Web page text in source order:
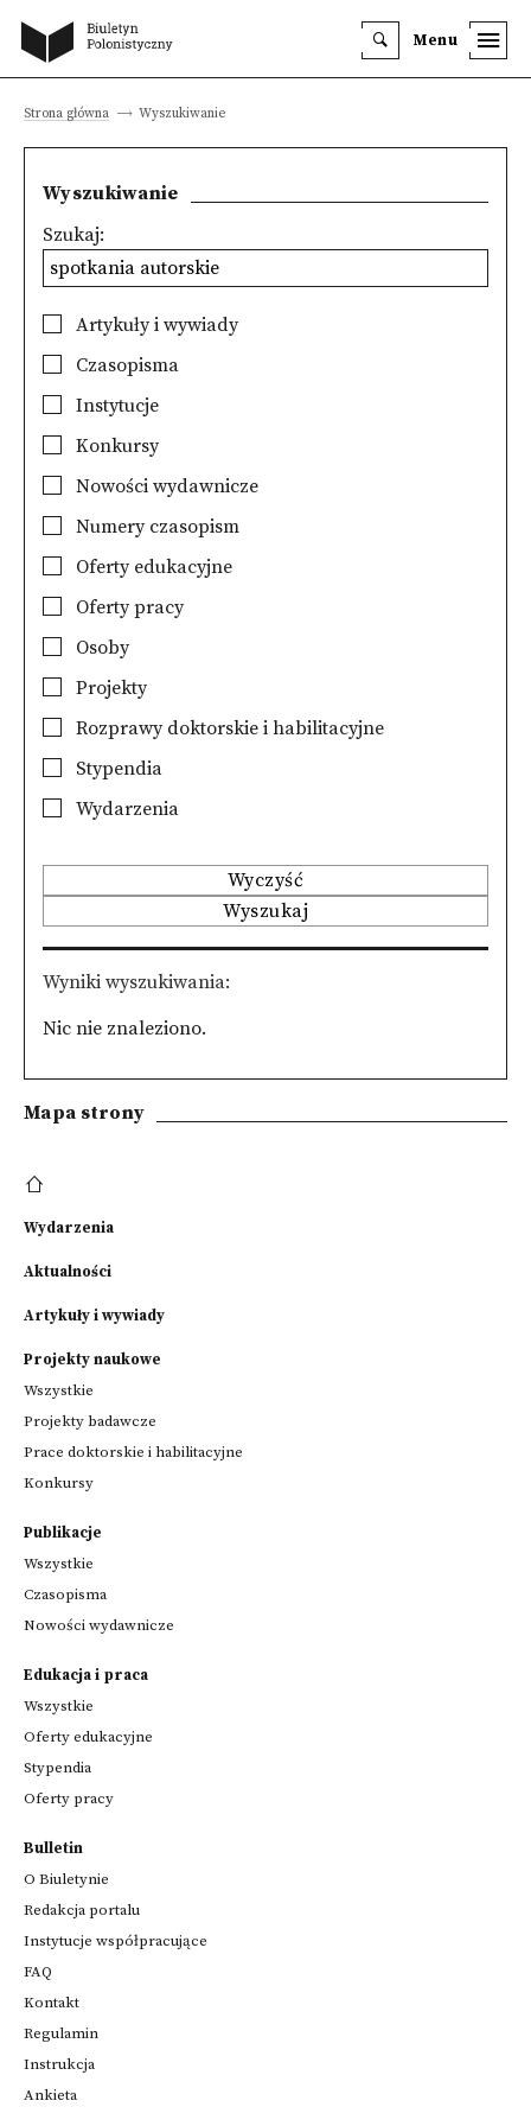
Menu
Strona główna Wyszukiwanie
Wyszukiwanie
Szukaj:
Artykuły i wywiady
Czasopisma
Instytucje
Konkursy
Nowości wydawnicze
Numery czasopism
Oferty edukacyjne
Oferty pracy
Osoby
Projekty
Rozprawy doktorskie i habilitacyjne
Stypendia
Wydarzenia
Wyczyść
Wyszukaj
Wyniki wyszukiwania
Nic nie znaleziono.
Mapa strony
Wydarzenia
Aktualności
Artykuły i wywiady
Projekty naukowe
Wszystkie
Projekty badawcze
Prace doktorskie i habilitacyjne
Konkursy
Publikacje
Wszystkie
Czasopisma
Nowości wydawnicze
Edukacja i praca
Wszystkie
Oferty edukacyjne
Stypendia
Oferty pracy
Bulletin
O Biuletynie
Redakcja portalu
Instytucje współpracujące
FAQ
Kontakt
Regulamin
Instrukcja
Ankieta